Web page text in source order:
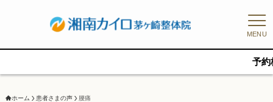
MENU
予約枠に限り
ホーム 患者さまの声 腰痛